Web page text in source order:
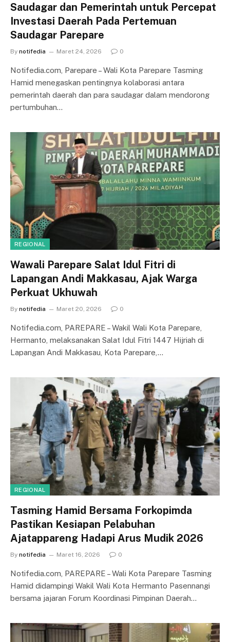
Saudagar dan Pemerintah untuk Percepat
Investasi Daerah Pada Pertemuan
Saudagar Parepare
By notifedia Maret 24, 2026 0
Notifedia.com, Parepare – Wali Kota Parepare Tasming
Hamid menegaskan pentingnya kolaborasi antara
pemerintah daerah dan para saudagar dalam mendorong
pertumbuhan…
REGIONAL
Wawali Parepare Salat Idul Fitri di
Lapangan Andi Makkasau, Ajak Warga
Perkuat Ukhuwah
By notifedia Maret 20, 2026 0
Notifedia.com, PAREPARE – Wakil Wali Kota Parepare,
Hermanto, melaksanakan Salat Idul Fitri 1447 Hijriah di
Lapangan Andi Makkasau, Kota Parepare,…
REGIONAL
Tasming Hamid Bersama Forkopimda
Pastikan Kesiapan Pelabuhan
Ajatappareng Hadapi Arus Mudik 2026
By notifedia Maret 16, 2026 0
Notifedia.com, PAREPARE – Wali Kota Parepare Tasming
Hamid didampingi Wakil Wali Kota Hermanto Pasennangi
bersama jajaran Forum Koordinasi Pimpinan Daerah…